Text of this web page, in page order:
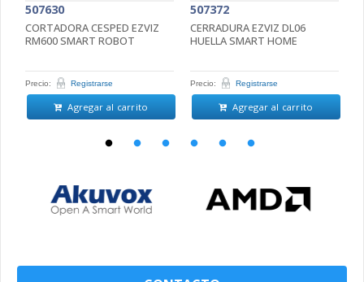
507630
CORTADORA CESPED EZVIZ
RM600 SMART ROBOT
Precio: Registrarse
Agregar al carrito
507372
CERRADURA EZVIZ DL06
HUELLA SMART HOME
Precio: Registrarse
Agregar al carrito